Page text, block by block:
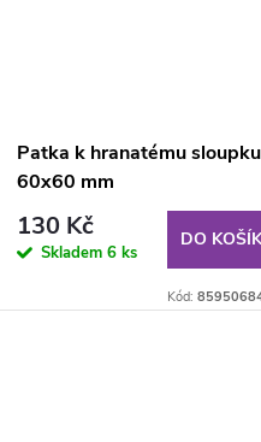
Patka k hranatému
60x60 mm
130 Kč
Skladem 6 ks
DO
Kód: